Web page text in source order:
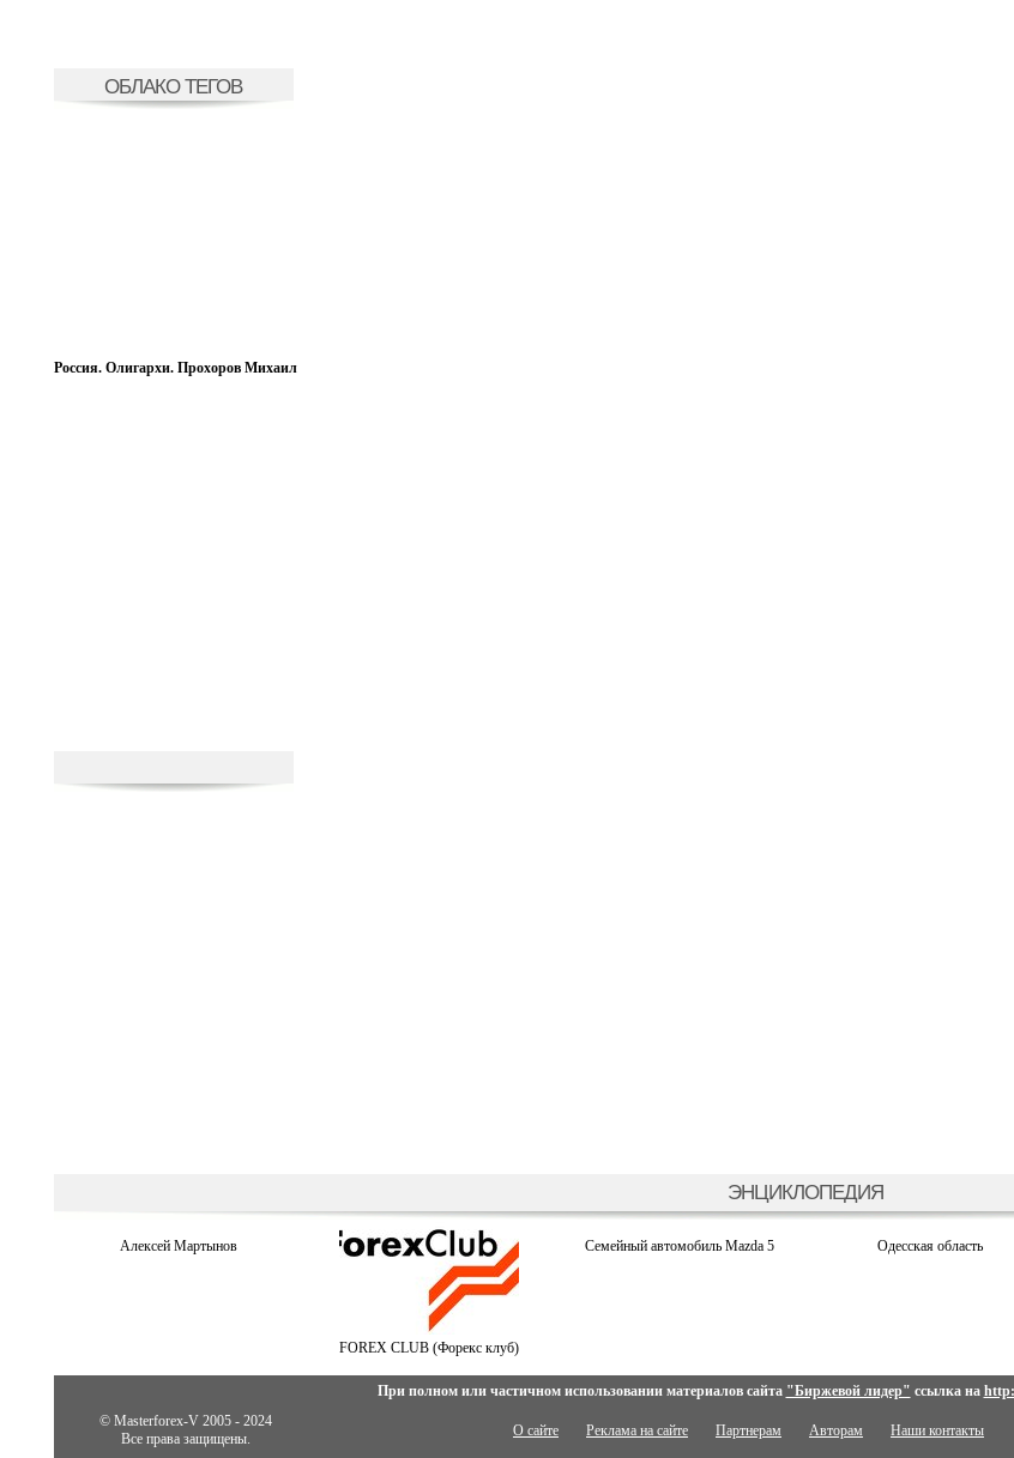
ОБЛАКО ТЕГОВ
Россия. Олигархи. Прохоров Михаил
ЭНЦИКЛОПЕДИЯ
Алексей Мартынов
FOREX CLUB (Форекс клуб)
Семейный автомобиль Mazda 5 Одесская область
При полном или частичном использовании материалов сайта "Биржевой лидер" ссылка на
© Masterforex-V 2005 - 2024
Все права защищены.
О сайте Реклама на сайте Партнерам Авторам Наши контакты